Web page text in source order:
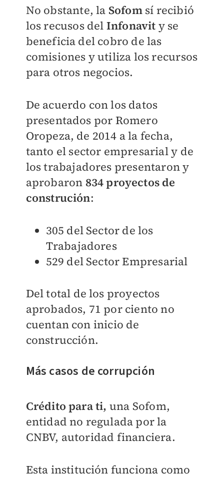
No obstante, la Sofom sí recibió
los recusos del Infonavit y se
beneficia del cobro de las
comisiones y utiliza los recursos
para otros negocios.
De acuerdo con los datos
presentados por Romero
Oropeza, de 2014 a la fecha,
tanto el sector empresarial y de
los trabajadores presentaron y
aprobaron 834 proyectos de
construción:
305 del Sector de los
Trabajadores
529 del Sector Empresarial
Del total de los proyectos
aprobados, 71 por ciento no
cuentan con inicio de
construcción.
Más casos de corrupción
Crédito para ti, una Sofom,
entidad no regulada por la
CNBV, autoridad financiera.
Esta institución funciona como